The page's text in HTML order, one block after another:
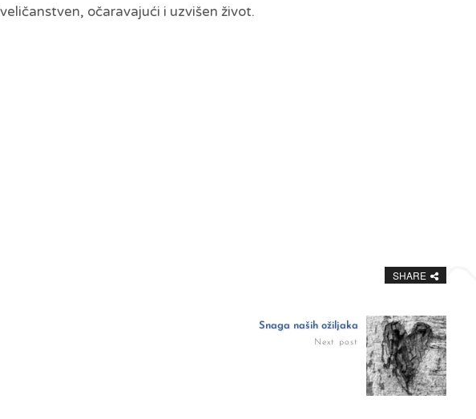
očaravajući i uzvišen život.
SHARE
Snaga naših ožiljaka
Next post